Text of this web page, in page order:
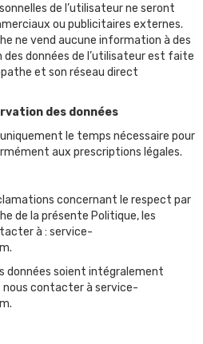
de l’utilisateur ne seront
ou publicitaires externes.
ne vend aucune information à des
données de l’utilisateur est faite
et son réseau direct
des données
le temps nécessaire pour
aux prescriptions légales.
concernant le respect par
de la présente Politique, les
à : service-
.
données soient intégralement
nous contacter à service-
.